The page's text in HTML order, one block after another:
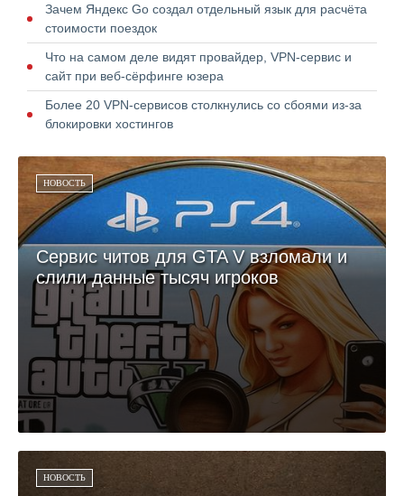
Зачем Яндекс Go создал отдельный язык для расчёта
стоимости поездок
Что на самом деле видят провайдер, VPN-сервис и
сайт при веб-сёрфинге юзера
Более 20 VPN-сервисов столкнулись со сбоями из-за
блокировки хостингов
НОВОСТЬ
Сервис читов для GTA V взломали и
слили данные тысяч игроков
НОВОСТЬ